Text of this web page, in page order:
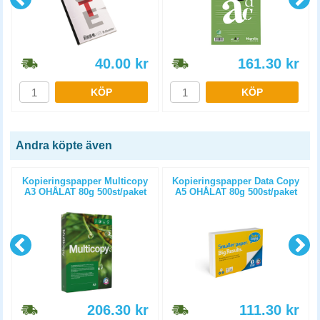
40.00 kr
KÖP
161.30 kr
KÖP
Andra köpte även
Kopieringspapper Multicopy
A3 OHÅLAT 80g 500st/paket
206.30 kr
Kopieringspapper Data Copy
A5 OHÅLAT 80g 500st/paket
111.30 kr